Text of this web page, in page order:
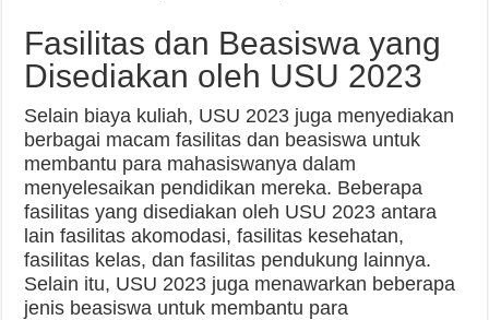
Fasilitas dan Beasiswa yang
Disediakan oleh USU 2023
Selain biaya kuliah, USU 2023 juga menyediakan
berbagai macam fasilitas dan beasiswa untuk
membantu para mahasiswanya dalam
menyelesaikan pendidikan mereka. Beberapa
fasilitas yang disediakan oleh USU 2023 antara
lain fasilitas akomodasi, fasilitas kesehatan,
fasilitas kelas, dan fasilitas pendukung lainnya.
Selain itu, USU 2023 juga menawarkan beberapa
jenis beasiswa untuk membantu para